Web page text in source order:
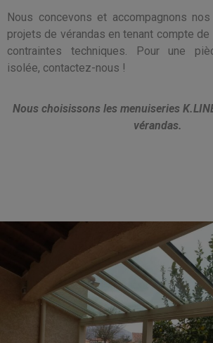
Nous concevons et accompagnons
projets de vérandas en tenant compte
contraintes techniques. Pour une
isolée, contactez-nous !
Nous choisissons les menuiseries
vérandas.